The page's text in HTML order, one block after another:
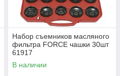
Набор съемников масляного
фильтра FORCE чашки 30шт
61917
В наличии